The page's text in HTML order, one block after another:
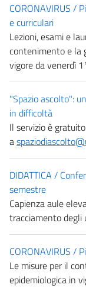
CORONAVIRUS /
e curriculari
Lezioni, esami e
contenimento e la
vigore da venerdì
"Spazio ascolto":
in difficoltà
Il servizio è
a
DIDATTICA /
semestre
Capienza aule
tracciamento
CORONAVIRUS /
Le misure per il
epidemiologica in